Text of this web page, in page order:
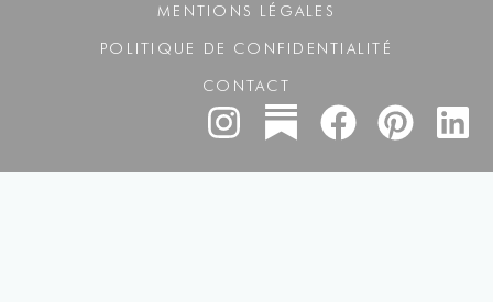
MENTIONS LÉGALES
POLITIQUE DE CONFIDENTIALITÉ
CONTACT